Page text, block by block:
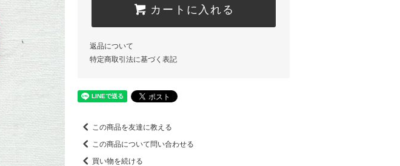
カートに入れる
返品について
特定商取引法に基づく表記
この商品を友達に教える
この商品について問い合わせる
買い物を続ける